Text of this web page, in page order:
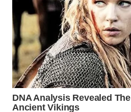
DEPOK
WN
TAPANULI
UTARA
WN